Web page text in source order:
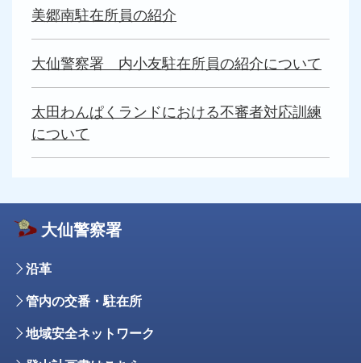
美郷南駐在所員の紹介
大仙警察署 内小友駐在所員の紹介について
太田わんぱくランドにおける不審者対応訓練
について
大仙警察署
沿革
管内の交番・駐在所
地域安全ネットワーク